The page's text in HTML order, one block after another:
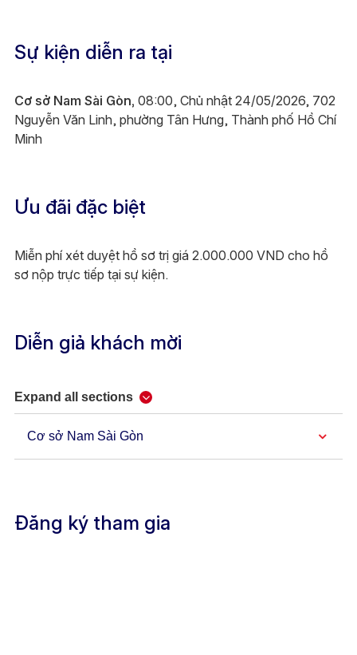
Sự kiện diễn ra tại
Cơ sở Nam Sài Gòn, 08:00, Chủ nhật 24/05/2026, 702
Nguyễn Văn Linh, phường Tân Hưng, Thành phố Hồ Chí
Minh
Ưu đãi đặc biệt
Miễn phí xét duyệt hồ sơ trị giá 2.000.000 VND cho hồ
sơ nộp trực tiếp tại sự kiện.
Diễn giả khách mời
Expand all sections
Cơ sở Nam Sài Gòn
Đăng ký tham gia